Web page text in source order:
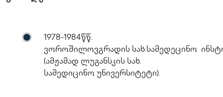
1978-1984წწ.
ვოროშილოვგრადის სახ.სამედეცინო
(ამჟამად ლუგანსკის სახ.
სამედიცინო უნივერსიტეტი).